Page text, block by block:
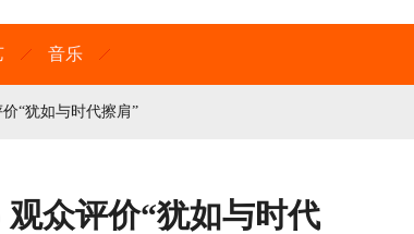
音乐
“犹如与时代擦肩”
观众评价“犹如与时代